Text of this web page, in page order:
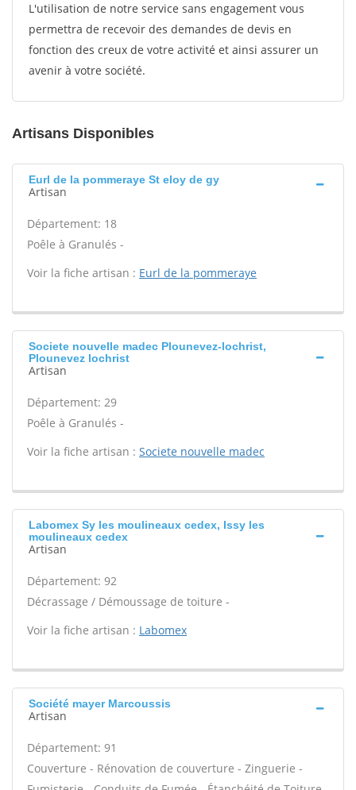
L'utilisation de notre service sans engagement vous
permettra de recevoir des demandes de devis en
fonction des creux de votre activité et ainsi assurer un
avenir à votre société.
Artisans Disponibles
Eurl de la pommeraye St eloy de gy
Artisan
Département: 18
Poêle à Granulés -
Voir la fiche artisan : Eurl de la pommeraye
Societe nouvelle madec Plounevez-lochrist,
Plounevez lochrist
Artisan
Département: 29
Poêle à Granulés -
Voir la fiche artisan : Societe nouvelle madec
Labomex Sy les moulineaux cedex, Issy les
moulineaux cedex
Artisan
Département: 92
Décrassage / Démoussage de toiture -
Voir la fiche artisan : Labomex
Société mayer Marcoussis
Artisan
Département: 91
Couverture - Rénovation de couverture - Zinguerie -